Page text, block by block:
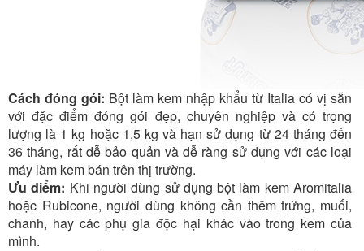
Cách đóng gói: Bột làm kem nhập khẩu từ Italia có vị sẵn
với đặc điểm đóng gói đẹp, chuyên nghiệp và có trọng
lượng là 1 kg hoặc 1,5 kg và hạn sử dụng từ 24 tháng đến
36 tháng, rất dễ bảo quản và dễ ràng sử dụng với các loại
máy làm kem bán trên thị trường.
Ưu điểm: Khi người dùng sử dụng bột làm kem Aromitalia
hoặc Rubicone, người dùng không cần thêm trứng, muối,
chanh, hay các phụ gia độc hại khác vào trong kem của
mình.